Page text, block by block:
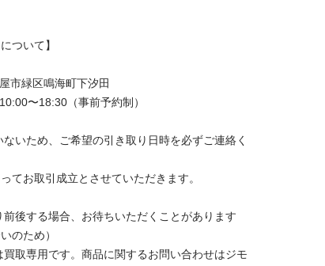
ついて】
市緑区鳴海町下汐田
〜18:30（事前予約制）
いため、ご希望の引き取り日時を必ずご連絡く
てお取引成立とさせていただきます。
後する場合、お待ちいただくことがあります
のため）
取専用です。商品に関するお問い合わせはジモ